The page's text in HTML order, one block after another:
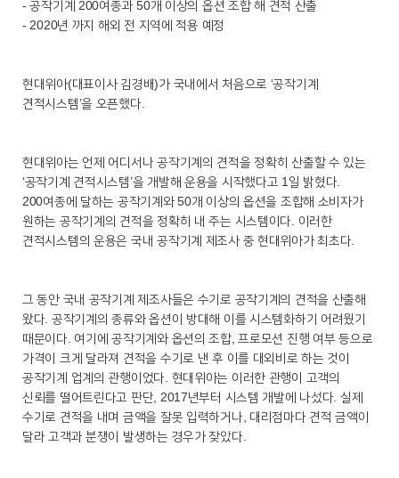
- 공작기계 200여종과 50개 이상의 옵션 조합 해 견적 산출
- 2020년 까지 해외 전 지역에 적용 예정
현대위아(대표이사 김경배)가 국내에서 처음으로 ‘공작기계
견적시스템’을 오픈했다.
현대위아는 언제 어디서나 공작기계의 견적을 정확히 산출할 수 있는
‘공작기계 견적시스템’을 개발해 운용을 시작했다고 1일 밝혔다.
200여종에 달하는 공작기계와 50개 이상의 옵션을 조합해 소비자가
원하는 공작기계의 견적을 정확히 내 주는 시스템이다. 이러한
견적시스템의 운용은 국내 공작기계 제조사 중 현대위아가 최초다.
그 동안 국내 공작기계 제조사들은 수기로 공작기계의 견적을 산출해
왔다. 공작기계의 종류와 옵션이 방대해 이를 시스템화하기 어려웠기
때문이다. 여기에 공작기계와 옵션의 조합, 프로모션 진행 여부 등으로
가격이 크게 달라져 견적을 수기로 낸 후 이를 대외비로 하는 것이
공작기계 업계의 관행이었다. 현대위아는 이러한 관행이 고객의
신뢰를 떨어트린다고 판단, 2017년부터 시스템 개발에 나섰다. 실제
수기로 견적을 내며 금액을 잘못 입력하거나, 대리점마다 견적 금액이
달라 고객과 분쟁이 발생하는 경우가 잦았다.